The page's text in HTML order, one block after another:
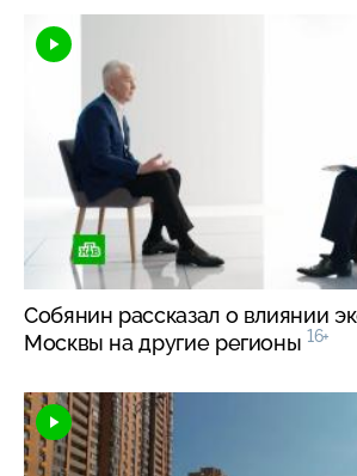
Собянин рассказал о влиянии
Москвы на другие регионы 16+